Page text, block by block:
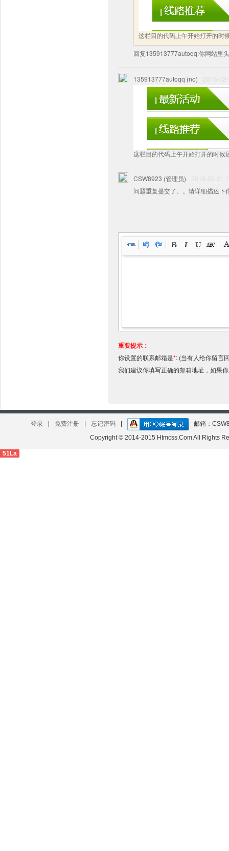
这栏目的代码上午开始打开的时
回复135913777autoqq:你网站里
135913777autoqq (no)
这栏目的代码上午开始打开的时候
CSW8923 (管理员)
问题重复提交了。。请详细描述
重要提示：
你设置的联系邮箱是*: (当有人给你留言
我们建议你填写正确的邮箱地址，如果
登录 免费注册 忘记密码
邮箱：
Copyright © 2014-2015 Htmcss.Com All Rights
51La